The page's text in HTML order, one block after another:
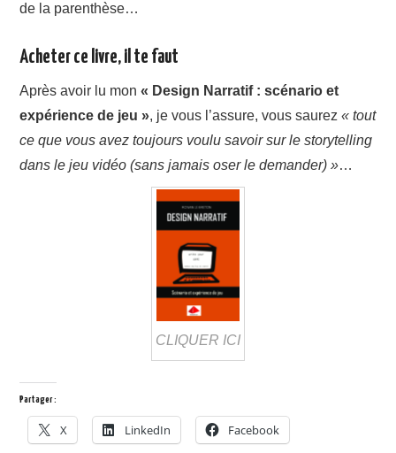
de la parenthèse…
Acheter ce livre, il te faut
Après avoir lu mon« Design Narratif : scénario et
expérience de jeu », je vous l’assure, vous saurez« tout
ce que vous avez toujours voulu savoir sur le storytelling
dans le jeu vidéo (sans jamais oser le demander) »…
CLIQUER ICI
Partager :
X LinkedIn Facebook